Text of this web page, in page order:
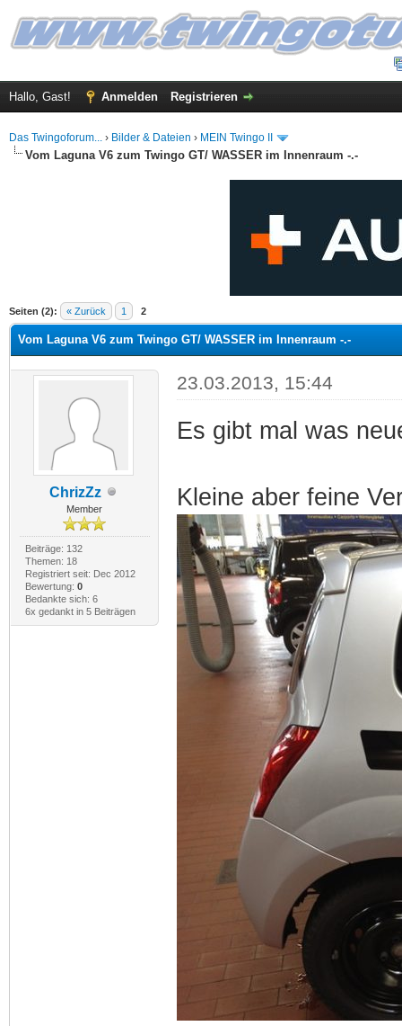
Hallo, Gast! Anmelden Registrieren
Das Twingoforum... › Bilder & Dateien › MEIN Twingo II
Vom Laguna V6 zum Twingo GT/ WASSER im Innenraum -.-
Seiten (2): « Zurück 1 2
Durchschnitt
Vom Laguna V6 zum Twingo GT/ WASSER im Innenraum -.-
ChrizZz
Member
Beiträge: 132
Themen: 18
Registriert seit: Dec 2012
Bewertung: 0
Bedankte sich: 6
6x gedankt in 5 Beiträgen
23.03.2013, 15:44
Es gibt mal was
Kleine aber feine